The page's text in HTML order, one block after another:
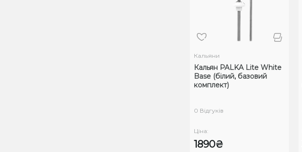
Кальяни
Кальян PALKA Lite White
Base (білий, базовий
комплект)
0 Відгуків
Ціна:
1890₴